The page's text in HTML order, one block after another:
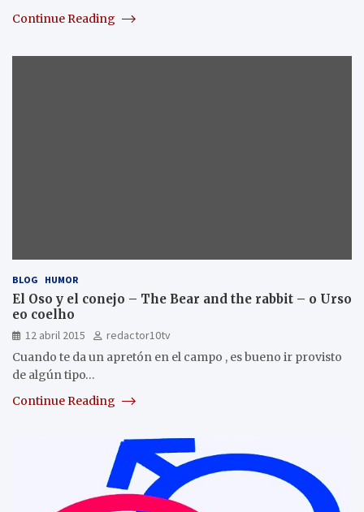
Continue Reading
BLOG HUMOR
El Oso y el conejo – The Bear and the rabbit – o Urso
eo coelho
12 abril 2015
redactor10tv
Cuando te da un apretón en el campo , es bueno ir provisto
de algún tipo…
Continue Reading